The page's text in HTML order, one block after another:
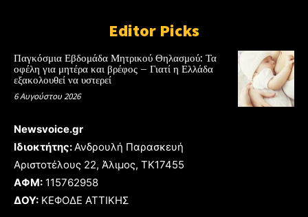
Editor Picks
Παγκόσμια Εβδομάδα Μητρικού Θηλασμού: Τα
οφέλη για μητέρα και βρέφος – Γιατί η Ελλάδα
εξακολουθεί να υστερεί
6 Αυγούστου 2026
Newsvoice.gr
Ιδιοκτήτης: Ανδρουλή Παρασκευή
Αριστοτέλους 22, Άλιμος, TK17455
ΑΦΜ: 115762958
ΔΟΥ: ΚΕΦΟΔΕ ΑΤΤΙΚΗΣ